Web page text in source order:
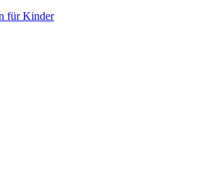
für Kinder